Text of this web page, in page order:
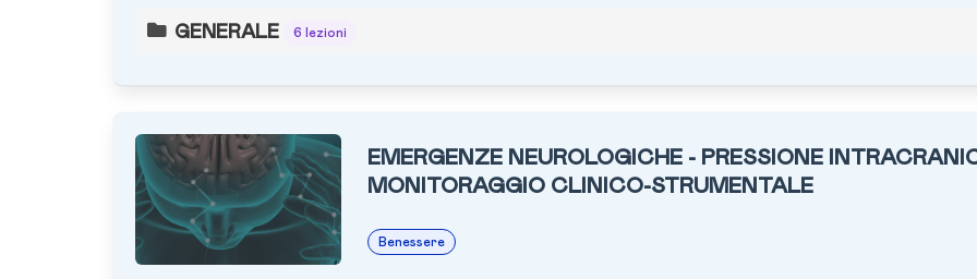
GENERALE 6 lezioni
EMERGENZE NEUROLOGICHE - PRESSIONE
MONITORAGGIO CLINICO-STRUMENTALE
Benessere